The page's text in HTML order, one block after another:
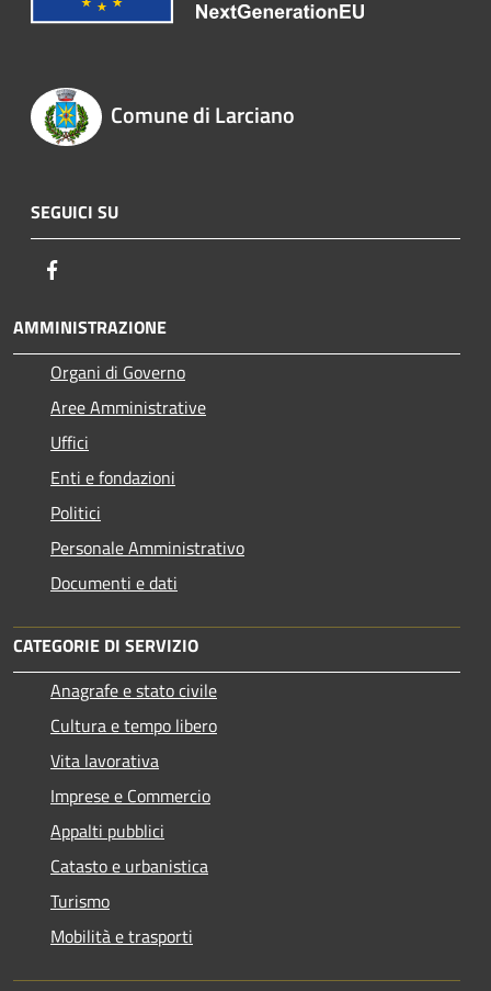
Comune di Larciano
SEGUICI SU
AMMINISTRAZIONE
Organi di Governo
Aree Amministrative
Uffici
Enti e fondazioni
Politici
Personale Amministrativo
Documenti e dati
CATEGORIE DI SERVIZIO
Anagrafe e stato civile
Cultura e tempo libero
Vita lavorativa
Imprese e Commercio
Appalti pubblici
Catasto e urbanistica
Turismo
Mobilità e trasporti